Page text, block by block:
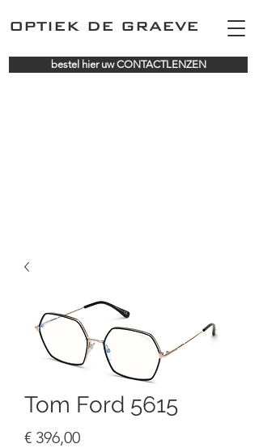
OPTIEK DE GRAEVE
bestel hier uw CONTACTLENZEN
Tom Ford 5615
€ 396,00Prijs